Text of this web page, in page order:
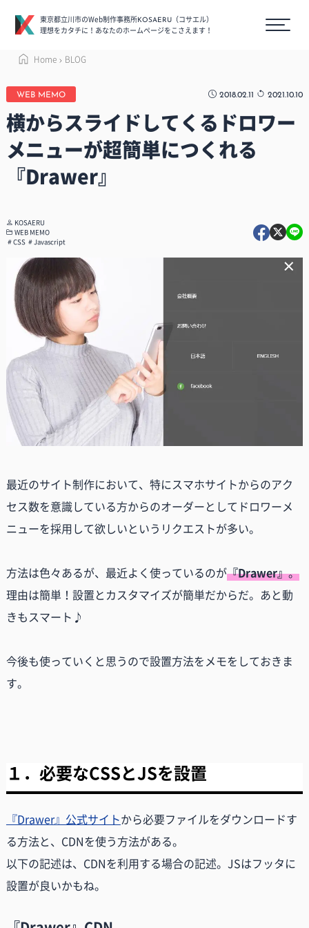
東京都立川市のWeb制作事務所KOSAERU
（コサエル）
理想をカタチに！あなたのホームページをこさえます！
Home BLOG
WEB MEMO 2018.02.11 2021.10.10
横からスライドしてくるドロワー
メニューが超簡単につくれる
『Drawer』
KOSAERU
WEB MEMO
CSS
Javascript
最近のサイト制作において、特にスマホサイトからのアク
セス数を意識している方からのオーダーとしてドロワーメ
ニューを採用して欲しいというリクエストが多い。
方法は色々あるが、最近よく使っているのが『Drawer』。
理由は簡単！設置とカスタマイズが簡単だからだ。あと動
きもスマート♪
今後も使っていくと思うので設置方法をメモをしておきま
す。
１．必要なCSSとJSを設置
『Drawer』公式サイトから必要ファイルをダウンロードす
る方法と、CDNを使う方法がある。
以下の記述は、CDNを利用する場合の記述。JSはフッタに
設置が良いかもね。